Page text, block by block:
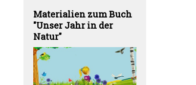
Materialien zum Buch
"Unser Jahr in der
Natur"